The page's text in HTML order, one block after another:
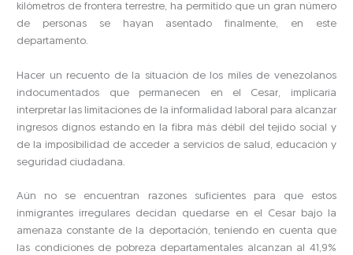
kilómetros de frontera terrestre, ha permitido que un gran número
de personas se hayan asentado finalmente, en este
departamento.
Hacer un recuento de la situación de los miles de venezolanos
indocumentados que permanecen en el Cesar, implicaría
interpretar las limitaciones de la informalidad laboral para alcanzar
ingresos dignos estando en la fibra más débil del tejido social y
de la imposibilidad de acceder a servicios de salud, educación y
seguridad ciudadana.
Aún no se encuentran razones suficientes para que estos
inmigrantes irregulares decidan quedarse en el Cesar bajo la
amenaza constante de la deportación, teniendo en cuenta que
las condiciones de pobreza departamentales alcanzan al 41,9%